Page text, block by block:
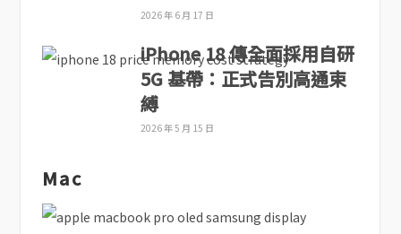
2026 年 6 月 17 日
iPhone 18 傳全面採用自研
5G 基帶：正式告別高通束
縛
2026 年 5 月 15 日
Mac